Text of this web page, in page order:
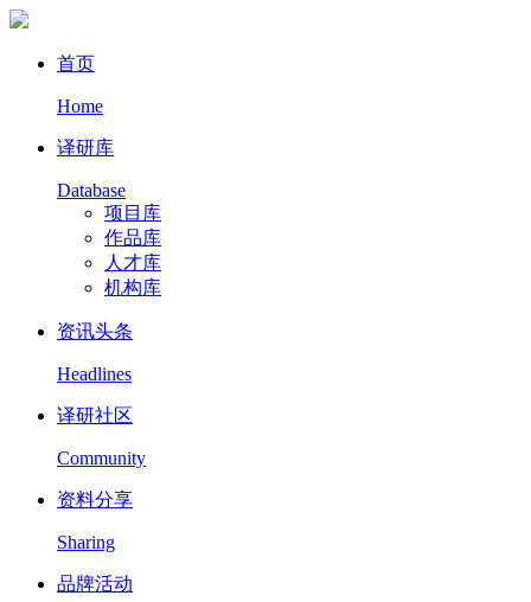
首页
Home
译研库
Database
项目库
作品库
人才库
机构库
资讯头条
Headlines
译研社区
Community
资料分享
Sharing
品牌活动